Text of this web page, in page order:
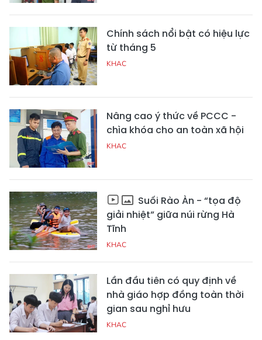
Chính sách nổi bật có hiệu lực
từ tháng 5
KHAC
Nâng cao ý thức về PCCC -
chìa khóa cho an toàn xã hội
KHAC
Suối Rào Àn - “tọa độ
giải nhiệt” giữa núi rừng Hà
Tĩnh
KHAC
Lần đầu tiên có quy định về
nhà giáo hợp đồng toàn thời
gian sau nghỉ hưu
KHAC